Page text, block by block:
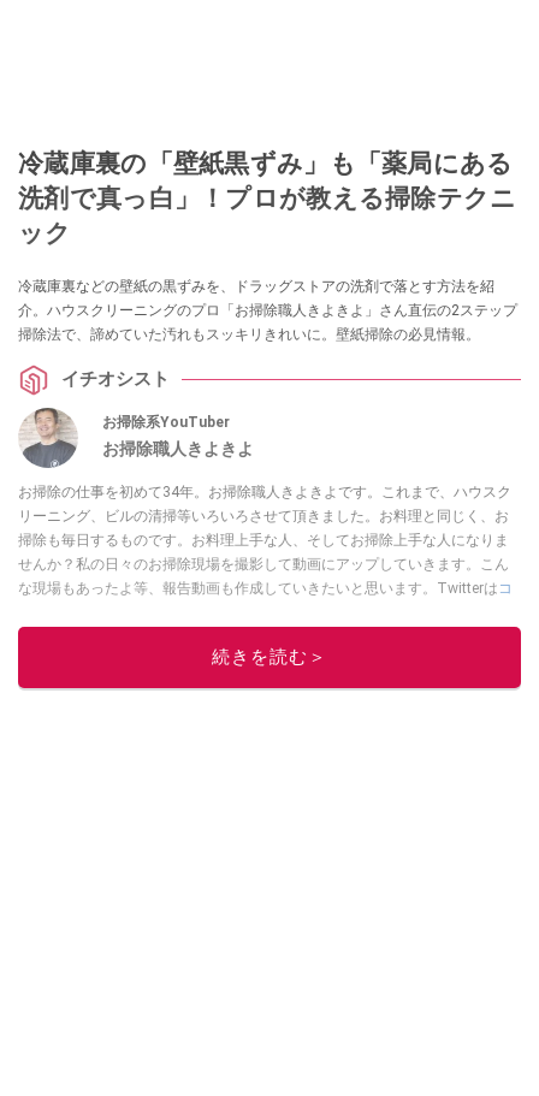
冷蔵庫裏の「壁紙黒ずみ」も「薬局にある
洗剤で真っ白」！プロが教える掃除テクニ
ック
冷蔵庫裏などの壁紙の黒ずみを、ドラッグストアの洗剤で落とす方法を紹
介。ハウスクリーニングのプロ「お掃除職人きよきよ」さん直伝の2ステップ
掃除法で、諦めていた汚れもスッキリきれいに。壁紙掃除の必見情報。
イチオシスト
お掃除系YouTuber
お掃除職人きよきよ
お掃除の仕事を初めて34年。お掃除職人きよきよです。これまで、ハウスク
リーニング、ビルの清掃等いろいろさせて頂きました。お料理と同じく、お
掃除も毎日するものです。お料理上手な人、そしてお掃除上手な人になりま
せんか？私の日々のお掃除現場を撮影して動画にアップしていきます。こん
な現場もあったよ等、報告動画も作成していきたいと思います。Twitterは コ
このイチオシストの他の記事を読む
続きを読む＞